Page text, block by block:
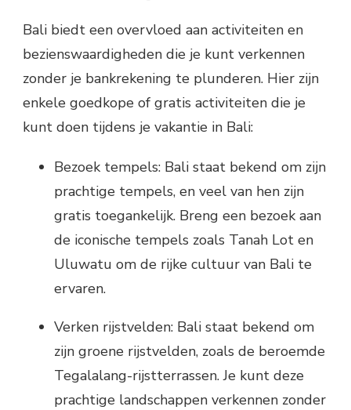
Bali biedt een overvloed aan activiteiten en
bezienswaardigheden die je kunt verkennen
zonder je bankrekening te plunderen. Hier zijn
enkele goedkope of gratis activiteiten die je
kunt doen tijdens je vakantie in Bali:
Bezoek tempels: Bali staat bekend om zijn
prachtige tempels, en veel van hen zijn
gratis toegankelijk. Breng een bezoek aan
de iconische tempels zoals Tanah Lot en
Uluwatu om de rijke cultuur van Bali te
ervaren.
Verken rijstvelden: Bali staat bekend om
zijn groene rijstvelden, zoals de beroemde
Tegalalang-rijstterrassen. Je kunt deze
prachtige landschappen verkennen zonder